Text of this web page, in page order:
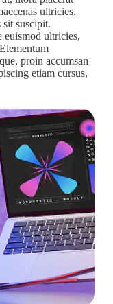
ultricies,
suscipit.
euismod ultricies,
proin accumsan
etiam cursus,